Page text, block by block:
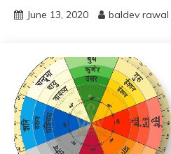
June 13, 2020 baldev rawal